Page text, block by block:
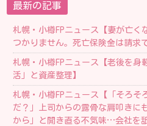
最新の記事
札幌・小樽FPニュース【妻が亡く
つかりません。死亡保険金は請求
札幌・小樽FPニュース【老後を身
活」と資産整理】
札幌・小樽FPニュース【「そろそ
だ？」上司からの露骨な肩叩きに
から」と開き直る不気味…会社を